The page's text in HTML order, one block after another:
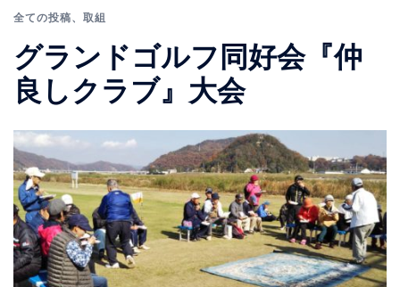
全ての投稿、 取組
グランドゴルフ同好会『仲
良しクラブ』大会